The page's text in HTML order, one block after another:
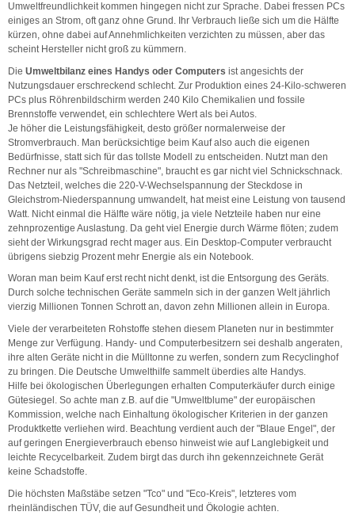
Umweltfreundlichkeit kommen hingegen nicht zur Sprache. Dabei fressen PCs
einiges an Strom, oft ganz ohne Grund. Ihr Verbrauch ließe sich um die Hälfte
kürzen, ohne dabei auf Annehmlichkeiten verzichten zu müssen, aber das
scheint Hersteller nicht groß zu kümmern.
Die Umweltbilanz eines Handys oder Computers ist angesichts der
Nutzungsdauer erschreckend schlecht. Zur Produktion eines 24-Kilo-schweren
PCs plus Röhrenbildschirm werden 240 Kilo Chemikalien und fossile
Brennstoffe verwendet, ein schlechtere Wert als bei Autos.
Je höher die Leistungsfähigkeit, desto größer normalerweise der
Stromverbrauch. Man berücksichtige beim Kauf also auch die eigenen
Bedürfnisse, statt sich für das tollste Modell zu entscheiden. Nutzt man den
Rechner nur als "Schreibmaschine", braucht es gar nicht viel Schnickschnack.
Das Netzteil, welches die 220-V-Wechselspannung der Steckdose in
Gleichstrom-Niederspannung umwandelt, hat meist eine Leistung von tausend
Watt. Nicht einmal die Hälfte wäre nötig, ja viele Netzteile haben nur eine
zehnprozentige Auslastung. Da geht viel Energie durch Wärme flöten; zudem
sieht der Wirkungsgrad recht mager aus. Ein Desktop-Computer verbraucht
übrigens siebzig Prozent mehr Energie als ein Notebook.
Woran man beim Kauf erst recht nicht denkt, ist die Entsorgung des Geräts.
Durch solche technischen Geräte sammeln sich in der ganzen Welt jährlich
vierzig Millionen Tonnen Schrott an, davon zehn Millionen allein in Europa.
Viele der verarbeiteten Rohstoffe stehen diesem Planeten nur in bestimmter
Menge zur Verfügung. Handy- und Computerbesitzern sei deshalb angeraten,
ihre alten Geräte nicht in die Mülltonne zu werfen, sondern zum Recyclinghof
zu bringen. Die Deutsche Umwelthilfe sammelt überdies alte Handys.
Hilfe bei ökologischen Überlegungen erhalten Computerkäufer durch einige
Gütesiegel. So achte man z.B. auf die "Umweltblume" der europäischen
Kommission, welche nach Einhaltung ökologischer Kriterien in der ganzen
Produktkette verliehen wird. Beachtung verdient auch der "Blaue Engel", der
auf geringen Energieverbrauch ebenso hinweist wie auf Langlebigkeit und
leichte Recycelbarkeit. Zudem birgt das durch ihn gekennzeichnete Gerät
keine Schadstoffe.
Die höchsten Maßstäbe setzen "Tco" und "Eco-Kreis", letzteres vom
rheinländischen TÜV, die auf Gesundheit und Ökologie achten.